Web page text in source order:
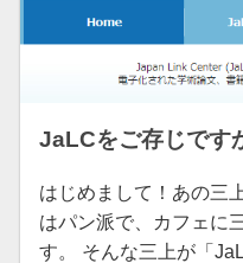
JaLCをご存じです
はじめまして！あの三
はパン派で、カフェに
す。 そんな三上が「